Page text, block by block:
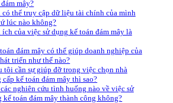
mây?
có thể truy cập dữ liệu tài chính của mình
lúc nào không?
của việc sử dụng kế toán đám mây là
đám mây có thể giúp doanh nghiệp của
triển như thế nào?
tôi cần sự giúp đỡ trong việc chọn nhà
cấp kế toán đám mây thì sao?
nghiên cứu tình huống nào về việc sử
kế toán đám mây thành công không?